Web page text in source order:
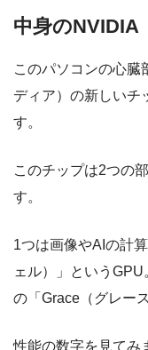
中身のNVIDIA
このパソコンの心臓
ディア）の新しいチ
す。
このチップは2つの
す。
1つは画像やAIの計
ェル）」という
の「Grace（グレー
性能の数字を見てみ